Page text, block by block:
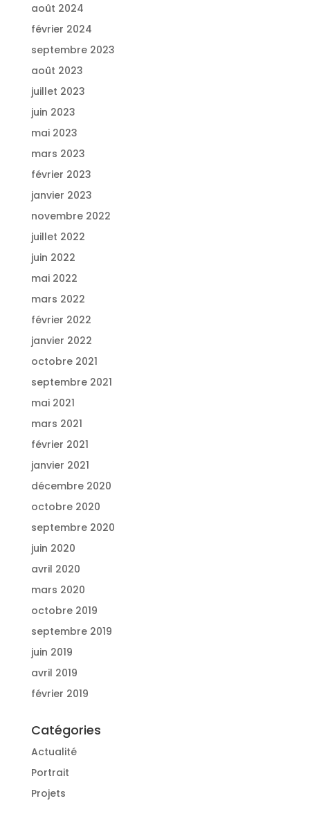
août 2024
février 2024
septembre 2023
août 2023
juillet 2023
juin 2023
mai 2023
mars 2023
février 2023
janvier 2023
novembre 2022
juillet 2022
juin 2022
mai 2022
mars 2022
février 2022
janvier 2022
octobre 2021
septembre 2021
mai 2021
mars 2021
février 2021
janvier 2021
décembre 2020
octobre 2020
septembre 2020
juin 2020
avril 2020
mars 2020
octobre 2019
septembre 2019
juin 2019
avril 2019
février 2019
Catégories
Actualité
Portrait
Projets